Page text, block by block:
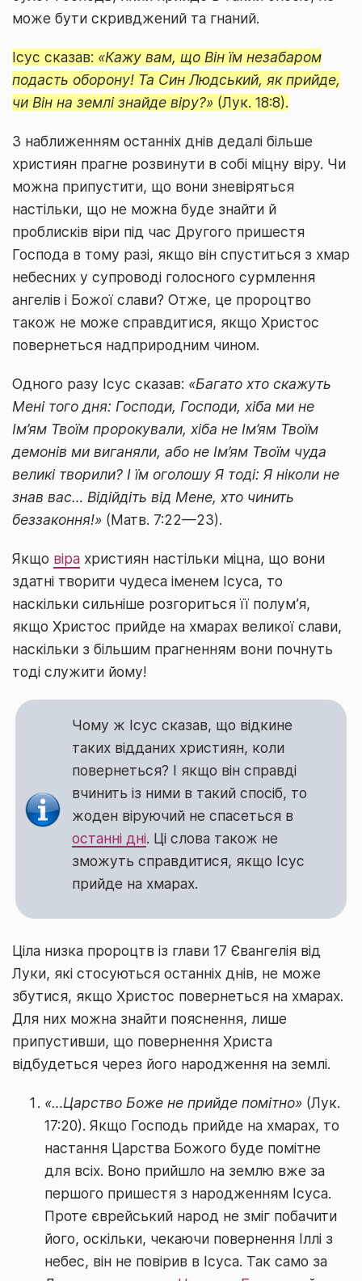
може бути скривджений та гнаний.
Ісус сказав: «Кажу вам, що Він їм незабаром
подасть оборону! Та Син Людський, як прийде,
чи Він на землі знайде віру?» (Лук. 18:8).
З наближенням останніх днів дедалі більше
християн прагне розвинути в собі міцну віру. Чи
можна припустити, що вони зневіряться
настільки, що не можна буде знайти й
проблисків віри під час Другого пришестя
Господа в тому разі, якщо він спуститься з хмар
небесних у супроводі голосного сурмлення
ангелів і Божої слави? Отже, це пророцтво
також не може справдитися, якщо Христос
повернеться надприродним чином.
Одного разу Ісус сказав: «Багато хто скажуть
Мені того дня: Господи, Господи, хіба ми не
Ім’ям Твоїм пророкували, хіба не Ім’ям Твоїм
демонів ми виганяли, або не Ім’ям Твоїм чуда
великі творили? І їм оголошу Я тоді: Я ніколи не
знав вас… Відійдіть від Мене, хто чинить
беззаконня!» (Матв. 7:22—23).
Якщо віра християн настільки міцна, що вони
здатні творити чудеса іменем Ісуса, то
наскільки сильніше розгориться її полум’я,
якщо Христос прийде на хмарах великої слави,
наскільки з більшим прагненням вони почнуть
тоді служити йому!
Чому ж Ісус сказав, що відкине
таких відданих християн, коли
повернеться? І якщо він справді
вчинить із ними в такий спосіб, то
жоден віруючий не спасеться в
останні дні. Ці слова також не
зможуть справдитися, якщо Ісус
прийде на хмарах.
Ціла низка пророцтв із глави 17 Євангелія від
Луки, які стосуються останніх днів, не може
збутися, якщо Христос повернеться на хмарах.
Для них можна знайти пояснення, лише
припустивши, що повернення Христа
відбудеться через його народження на землі.
«…Царство Боже не прийде помітно» (Лук.
17:20). Якщо Господь прийде на хмарах, то
настання Царства Божого буде помітне
для всіх. Воно прийшло на землю вже за
першого пришестя з народженням Ісуса.
Проте єврейський народ не зміг побачити
його, оскільки, чекаючи повернення Іллі з
небес, він не повірив в Ісуса. Так само за